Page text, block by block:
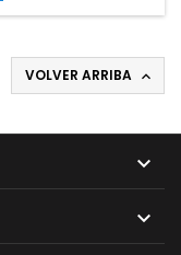
VOLVER ARRIBA 

